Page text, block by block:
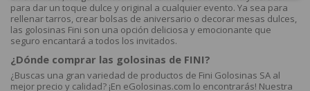
para dar un toque dulce y original a cualquier evento. Ya sea para
rellenar tarros, crear bolsas de aniversario o decorar mesas dulces,
las golosinas Fini son una opción deliciosa y emocionante que
seguro encantará a todos los invitados.
¿Dónde comprar las golosinas de FINI?
¿Buscas una gran variedad de productos de Fini Golosinas SA al
mejor precio y calidad? ¡En eGolosinas.com lo encontrarás! Nuestra